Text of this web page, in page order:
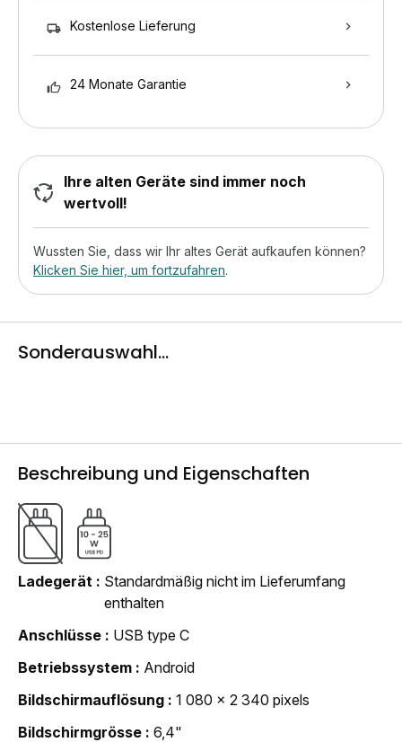
Kostenlose Lieferung
24 Monate Garantie
Ihre alten Geräte sind immer noch
wertvoll!
Wussten Sie, dass wir Ihr altes Gerät aufkaufen können?
Klicken Sie hier, um fortzufahren.
Sonderauswahl...
Beschreibung und Eigenschaften
Ladegerät
Standardmäßig nicht im Lieferumfang
enthalten
Anschlüsse
USB type C
Betriebssystem
Android
Bildschirmauflösung
1 080 x 2 340 pixels
Bildschirmgrösse
6,4"